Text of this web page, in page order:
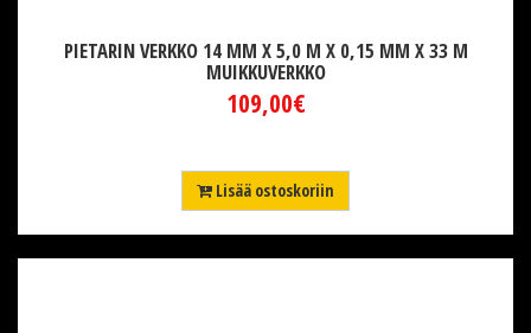
PIETARIN VERKKO 14 MM X 5,0 M X 0,15 MM X 33 M
MUIKKUVERKKO
109,00€
Lisää ostoskoriin